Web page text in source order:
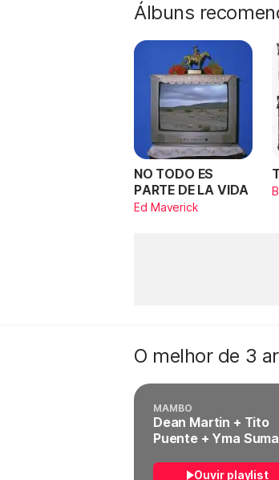
Álbuns
NO TODO ES
PARTE DE LA VIDA
Ed Maverick
O melhor de 3
MAMBO
Dean Martin + Tito
Puente + Yma
Ouvir playlist